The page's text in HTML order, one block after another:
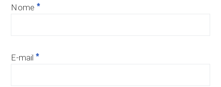
Nome *
E-mail *